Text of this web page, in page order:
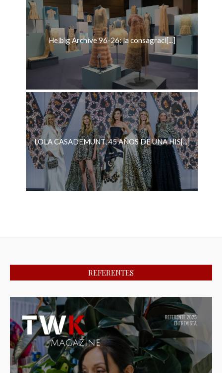
Helbig Archive 96-26: la consagraci[...]
LOLA CASADEMUNT, 45 AÑOS DE UNA HIS[...]
REFERENTES